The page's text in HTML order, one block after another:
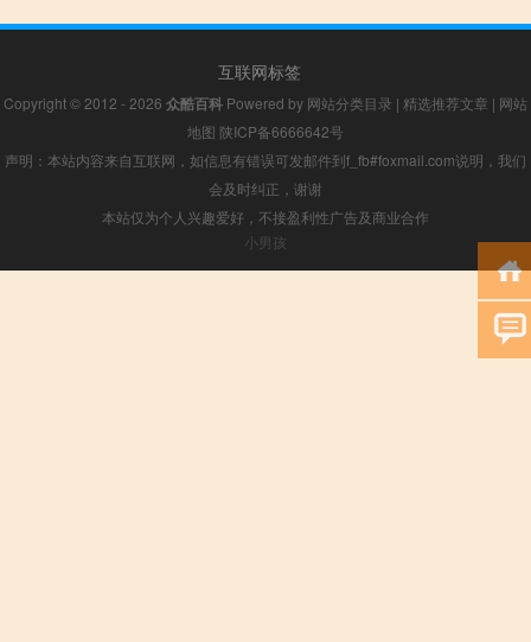
互联网标签
Copyright © 2012 - 2026 众酷百科 Powered by 网站分类目录 | 精选推荐文章 | 网站
地图 陕ICP备6666642号
声明：本站内容来自互联网，如信息有错误可发邮件到f_fb#foxmail.com说明，我们
会及时纠正，谢谢
本站仅为个人兴趣爱好，不接盈利性广告及商业合作
小男孩